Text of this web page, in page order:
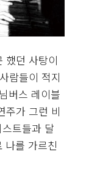
했던 사탕이
람들이 적지
버스 레이블
주가 그런 비
트들과 달
나를 가르친